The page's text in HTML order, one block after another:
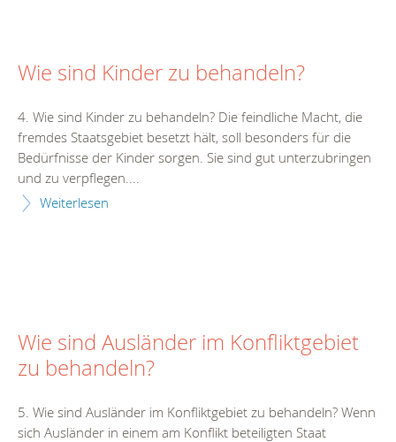
Wie sind Kinder zu behandeln?
4. Wie sind Kinder zu behandeln? Die feindliche Macht, die
fremdes Staatsgebiet besetzt hält, soll besonders für die
Bedürfnisse der Kinder sorgen. Sie sind gut unterzubringen
und zu verpflegen....
Weiterlesen
Wie sind Ausländer im Konfliktgebiet
zu behandeln?
5. Wie sind Ausländer im Konfliktgebiet zu behandeln? Wenn
sich Ausländer in einem am Konflikt beteiligten Staat